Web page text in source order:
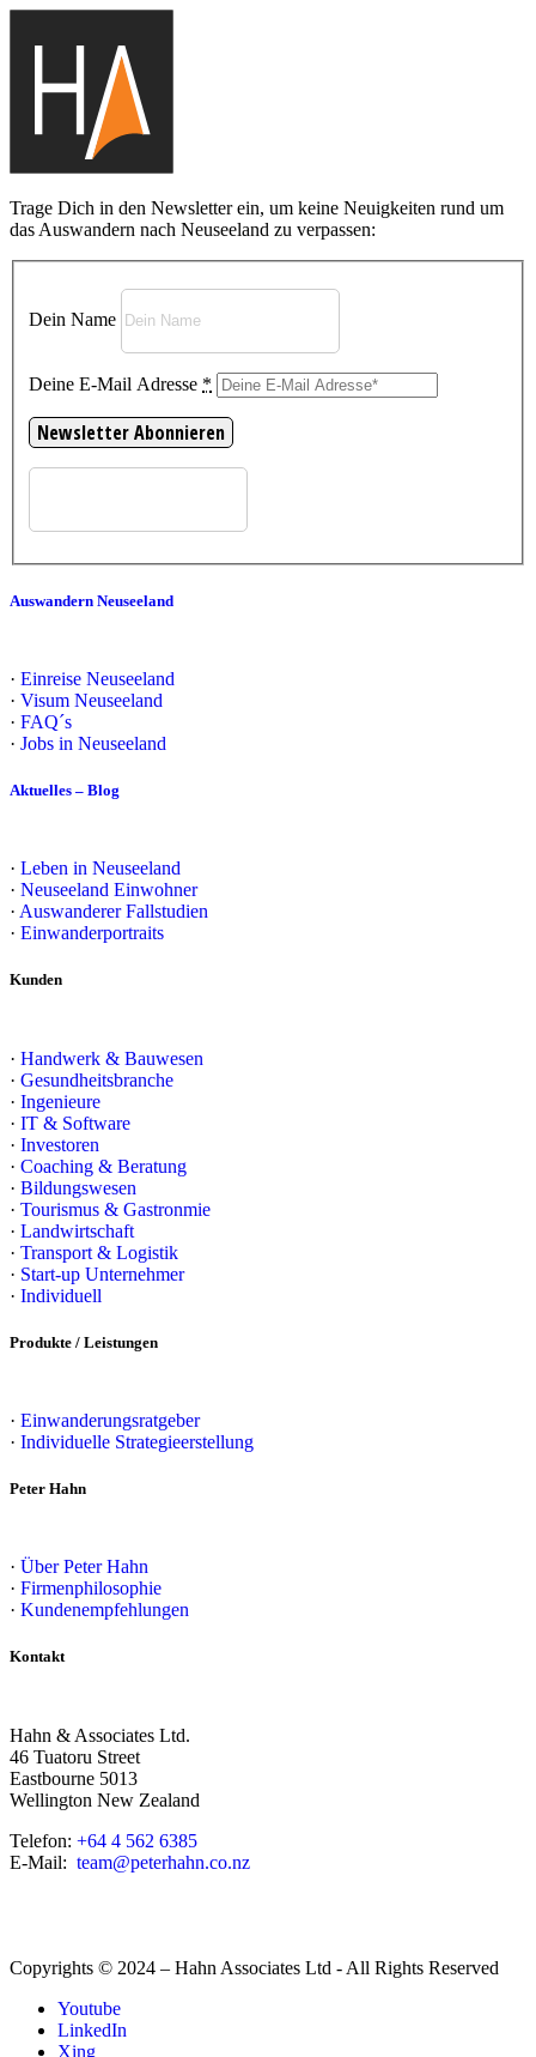
Trage Dich in den Newsletter ein, um keine Neuigkeiten rund um
das Auswandern nach Neuseeland zu verpassen:
Dein Name
Deine E-Mail Adresse *
Auswandern Neuseeland
· Einreise Neuseeland
· Visum Neuseeland
· FAQ´s
· Jobs in Neuseeland
Aktuelles – Blog
· Leben in Neuseeland
· Neuseeland Einwohner
· Auswanderer Fallstudien
· Einwanderportraits
Kunden
· Handwerk & Bauwesen
· Gesundheitsbranche
· Ingenieure
· IT & Software
· Investoren
· Coaching & Beratung
· Bildungswesen
· Tourismus & Gastronmie
· Landwirtschaft
· Transport & Logistik
· Start-up Unternehmer
· Individuell
Produkte / Leistungen
· Einwanderungsratgeber
· Individuelle Strategieerstellung
Peter Hahn
· Über Peter Hahn
· Firmenphilosophie
· Kundenempfehlungen
Kontakt
Hahn & Associates Ltd.
46 Tuatoru Street
Eastbourne 5013
Wellington New Zealand
Telefon: +64 4 562 6385
E-Mail: team@peterhahn.co.nz
Copyrights © 2024 – Hahn Associates Ltd - All Rights Reserved
Youtube
LinkedIn
Xing